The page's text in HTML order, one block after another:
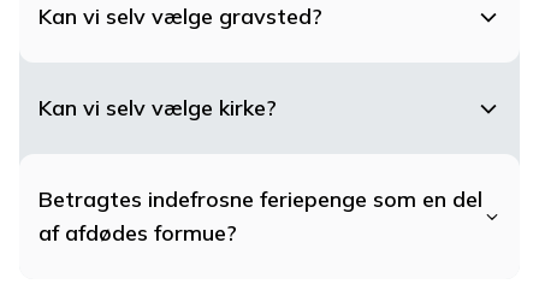
Kan vi selv vælge gravsted?
Kan vi selv vælge kirke?
Betragtes indefrosne feriepenge som en del
af afdødes formue?